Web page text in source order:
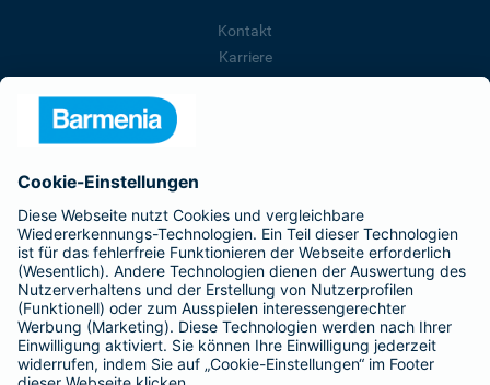
Kontakt
Karriere
Barmenia ist Teil der BarmeniaGothaer
BELIEBTE SEITEN
Kranken-Zusatzversicherung
Tierversicherungen
Haftpflichtversicherung
Hausratversicherung